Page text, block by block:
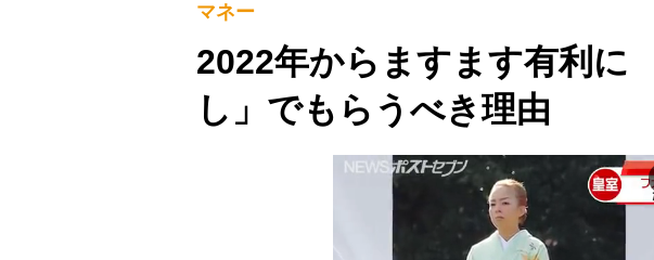
マネー
2022年からますます有利に
し」でもらうべき理由